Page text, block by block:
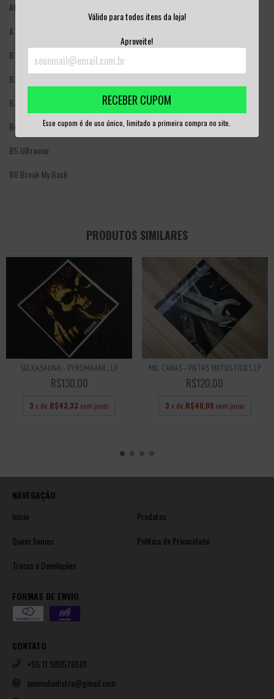
Válido para todos itens da loja!
Aproveite!
RECEBER CUPOM
Esse cupom é de uso único, limitado a primeira compra no site.
A6
A7
B1
The Other Side
B2
B3
B4
Your Feeble Mind
B5 Ultramar
B6 Break My Back
PRODUTOS SIMILARES
SELKASAUNA - PYROMAANI... LP
R$130,00
3 x de R$43,33 sem juros
MIL CARAS - PIETAS VIRTUS FIDES LP
R$120,00
3 x de R$40,00 sem juros
NAVEGAÇÃO
Início
Produtos
Quem Somos
Política de Privacidade
Trocas e Devoluções
FORMAS DE ENVIO
CONTATO
+55 11 980576501
anomaliadistro@gmail.com